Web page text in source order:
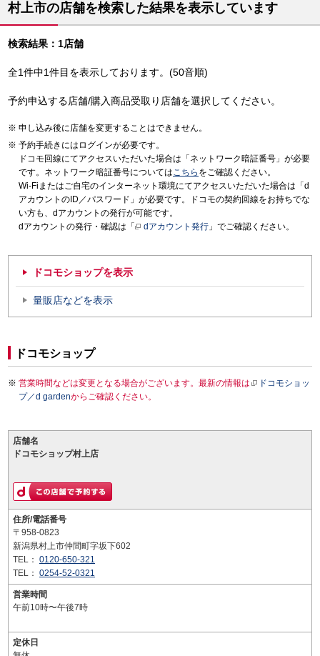
村上市の店舗を検索した結果を表示しています
検索結果：1店舗
全1件中1件目を表示しております。(50音順)
予約申込する店舗/購入商品受取り店舗を選択してください。
申し込み後に店舗を変更することはできません。
予約手続きにはログインが必要です。
ドコモ回線にてアクセスいただいた場合は「ネットワーク暗証番号」が必要
です。ネットワーク暗証番号についてはこちら をご確認ください。
Wi-Fiまたはご自宅のインターネット環境にてアクセスいただいた場合は「d
アカウントのID／パスワード」が必要です。ドコモの契約回線をお持ちでな
い方も、dアカウントの発行が可能です。
dアカウントの発行・確認は「
dアカウント発行 」でご確認ください。
ドコモショップを表示
量販店などを表示
ドコモショップ
営業時間などは変更となる場合がございます。最新の情報は
ドコモショッ
プ／d gardenからご確認ください。
店舗名
ドコモショップ村上店
住所/電話番号
〒958-0823
新潟県村上市仲間町字坂下602
TEL： 0120-650-321
TEL： 0254-52-0321
営業時間
午前10時〜午後7時
定休日